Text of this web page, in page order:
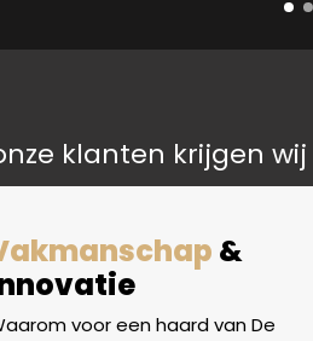
klanten krijgen
&
voor een haard van De